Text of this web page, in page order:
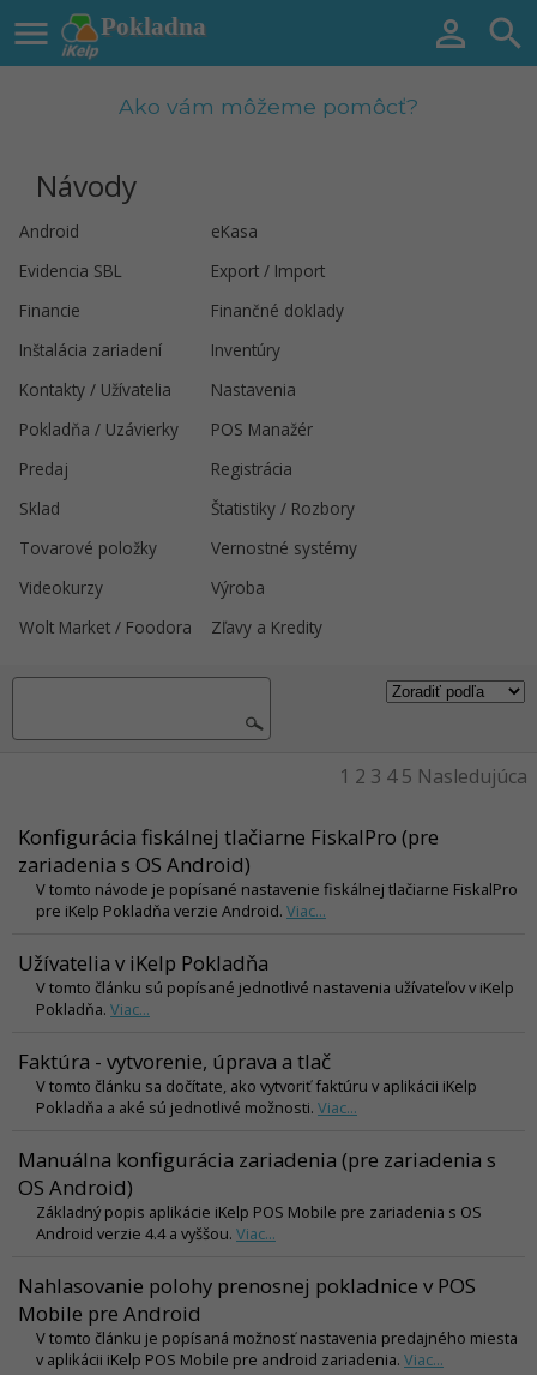
Pokladna
  
Ako vám môžeme pomôcť?
Návody
Android
eKasa
Evidencia SBL
Export / Import
Financie
Finančné doklady
Inštalácia zariadení
Inventúry
Kontakty / Užívatelia
Nastavenia
Pokladňa / Uzávierky
POS Manažér
Predaj
Registrácia
Sklad
Štatistiky / Rozbory
Tovarové položky
Vernostné systémy
Videokurzy
Výroba
Wolt Market / Foodora
Zľavy a Kredity
1 2 3 4 5 Nasledujúca
Konfigurácia fiskálnej tlačiarne FiskalPro (pre
zariadenia s OS Android)
V tomto návode je popísané nastavenie fiskálnej tlačiarne FiskalPro
pre iKelp Pokladňa verzie Android. Viac...
Užívatelia v iKelp Pokladňa
V tomto článku sú popísané jednotlivé nastavenia užívateľov v iKelp
Pokladňa. Viac...
Faktúra - vytvorenie, úprava a tlač
V tomto článku sa dočítate, ako vytvoriť faktúru v aplikácii iKelp
Pokladňa a aké sú jednotlivé možnosti. Viac...
Manuálna konfigurácia zariadenia (pre zariadenia s
OS Android)
Základný popis aplikácie iKelp POS Mobile pre zariadenia s OS
Android verzie 4.4 a vyššou. Viac...
Nahlasovanie polohy prenosnej pokladnice v POS
Mobile pre Android
V tomto článku je popísaná možnosť nastavenia predajného miesta
v aplikácii iKelp POS Mobile pre android zariadenia. Viac...